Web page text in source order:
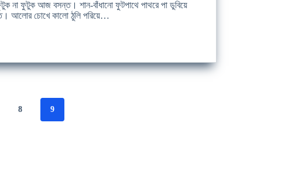
আজ বসন্ত। শান-বাঁধানো ফুটপাথে পাথরে পা ডুবিয়ে
আলোর চোখে কালো ঠুলি পরিয়ে…
8 9